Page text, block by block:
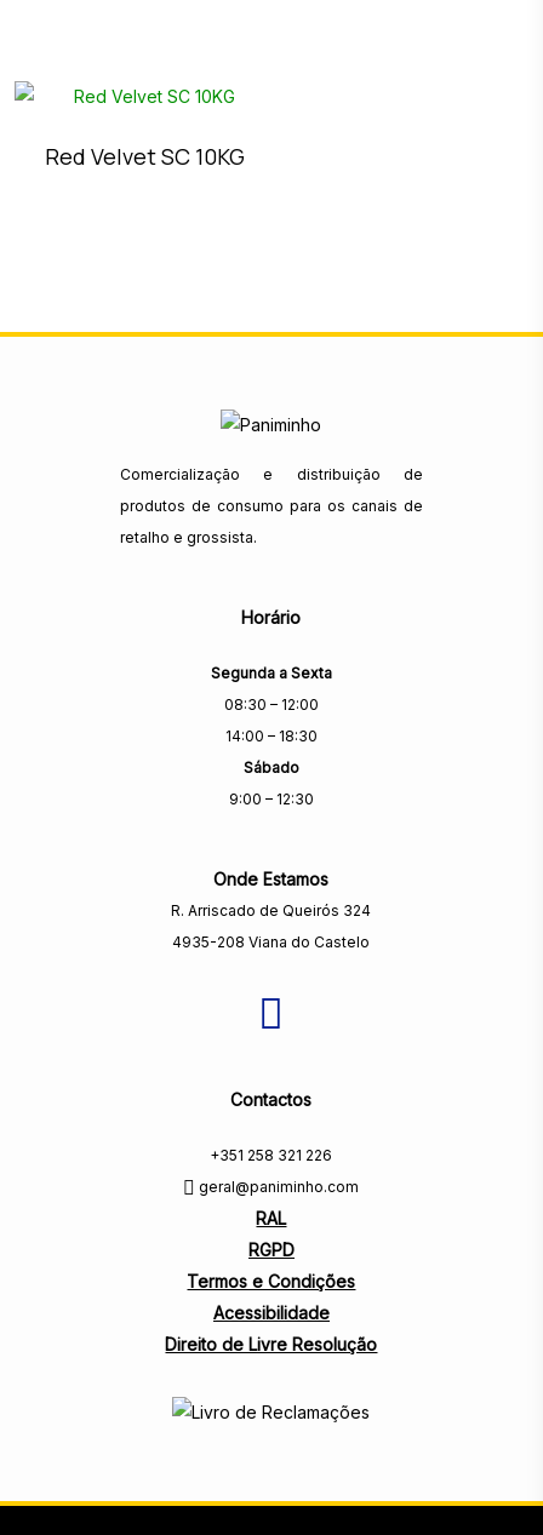
Red Velvet SC 10KG
Comercialização e distribuição de
produtos de consumo para os canais de
retalho e grossista.
Horário
Segunda a Sexta
08:30 – 12:00
14:00 – 18:30
Sábado
9:00 – 12:30
Onde Estamos
R. Arriscado de Queirós 324
4935-208 Viana do Castelo
Contactos
+351 258 321 226
geral@paniminho.com
RAL
RGPD
Termos e Condições
Acessibilidade
Direito de Livre Resolução